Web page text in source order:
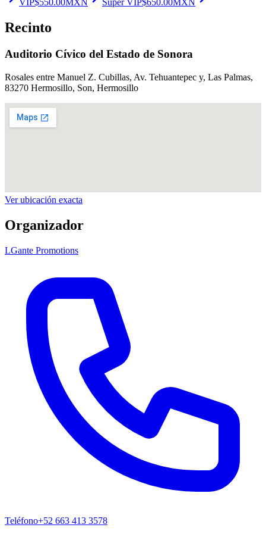
VIP$550.00MXN Súper VIP$650.00MXN
Recinto
Auditorio Cívico del Estado de Sonora
Rosales entre Manuel Z. Cubillas, Av. Tehuantepec y, Las Palmas,
83270 Hermosillo, Son, Hermosillo
Ver ubicación exacta
Organizador
LGante Promotions
Teléfono+52 663 413 3578